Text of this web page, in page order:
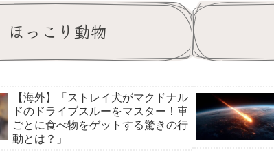
ほっこり動物
【海外】「ストレイ犬がマクドナル
ドのドライブスルーをマスター！車
ごとに食べ物をゲットする驚きの行
動とは？」